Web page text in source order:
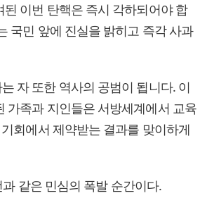
이번 탄핵은 즉시 각하되어야 합
국민 앞에 진실을 밝히고 즉각 사과
자 또한 역사의 공범이 됩니다. 이
가족과 지인들은 서방세계에서 교육
기회에서 제약받는 결과를 맞이하게
같은 민심의 폭발 순간이다.